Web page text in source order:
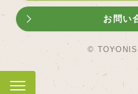
お問い
©